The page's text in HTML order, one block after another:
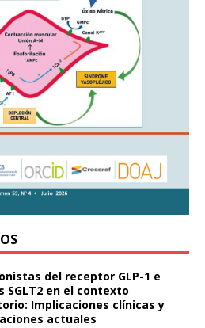
del receptor GLP-1 e
SGLT2 en el contexto
Implicaciones clínicas y
actuales